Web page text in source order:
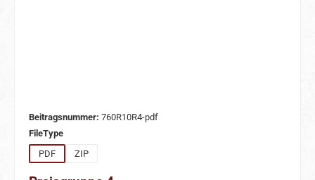
Beitragsnummer: 760R10R4-pdf
FileTypeauswählen
PDF
ZIP